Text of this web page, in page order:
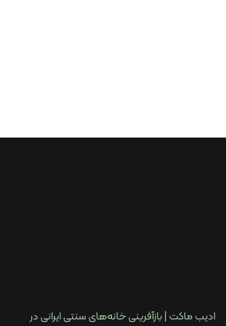
ادیب ماکت | بازآفرینی خانه‌های سنتی ایرانی در